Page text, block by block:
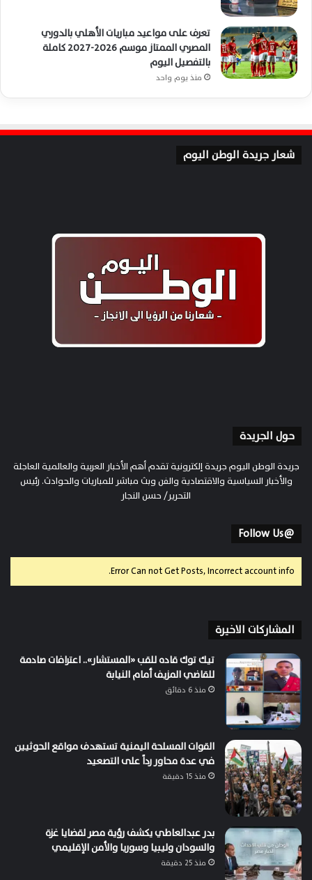
تعرف على مواعيد مباريات الأهلي بالدوري
المصري الممتاز موسم 2026-2027 كاملة
بالتفصيل اليوم
منذ يوم واحد
شعار جريدة الوطن اليوم
حول الجريدة
جريدة الوطن اليوم جريدة إلكترونية تقدم أهم الأخبار العربية والعالمية العاجلة
والأخبار السياسية والاقتصادية والفن وبث مباشر للمباريات والحوادث. رئيس
التحرير/ حسن النجار
@Follow Us
Error Can not Get Posts, Incorrect account info.
المشاركات الاخيرة
تيك توك قاده للقب «المستشار».. اعترافات صادمة
للقاضي المزيف أمام النيابة
منذ 6 دقائق
القوات المسلحة اليمنية تستهدف مواقع الحوثيين
في عدة محاور رداً على التصعيد
منذ 15 دقيقة
بدر عبدالعاطي يكشف رؤية مصر لقضايا غزة
والسودان وليبيا وسوريا والأمن الإقليمي
منذ 25 دقيقة